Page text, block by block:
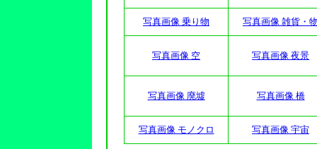
写真画像 乗り物 写真画像 雑貨・
写真画像 空 写真画像 夜景
写真画像 廃墟 写真画像 橋
写真画像 モノクロ 写真画像 宇宙